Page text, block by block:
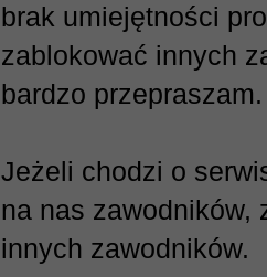
brak umiejętności
zablokować innych
bardzo przepraszam.
Jeżeli chodzi o
na nas zawodników,
innych zawodników.